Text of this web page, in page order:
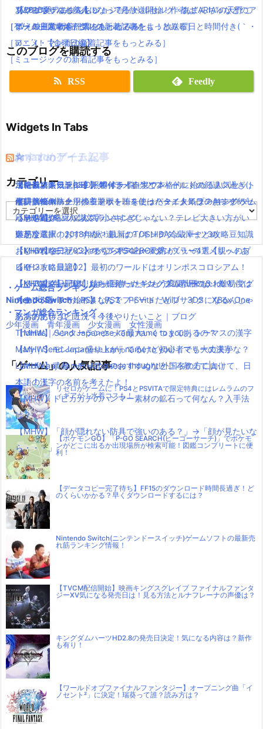
あやみちゃんも美人になってる！
［TV・映画の新着記事をもっとみる］
ゾンビでサバイバル！
［ゲーム・スマホアプリの新着記事をもっとみる］
TVアニメ「あまんちゅ！」7月放送開始！作者は”ARIA”の天野こ
ずえ！日常×ダイビング
［アニメ・マンガの新着記事をもっとみる］
【2016夏アニソン】ジョジョ・べルセルク・あまんちゅなどのア
ニメの主題歌を一気にまとめてみたよ！放送曜日と時間付き(｀・
ω・´)！【金曜日編】
［ミュージックの新着記事をもっとみる］
このブログを購読する
RSS Feedly
Widgets In Tabs
おすすめゲーム記事
【モンハンワールド】キャラメイクとフィールドの顔違い過ぎ(;
´Д｀)www
【MHW】モンハン文字小さすぎじゃない？テレビ大きい方がい
いかな？
【MHW】モンハンやるならPS4PROの方がいいの？メリットあ
る？
【MHW】キャラクリは一回作ったらもう変更出来ないの？
【モンハンワールド】なんでフィードだとブサイクになるんじゃ
ああああ(#ﾟДﾟ)！！！！！
【MHW】ハンターランクって最大いくつまであるの？
【MHW】モンハン盛り上がってるけど初心者でも大丈夫かな？
【MHW】武器：チャアクのおすすめなところ教えて|д･)
！！！！
【MHW】トビカガチのハンマー素材の鉱石って何なん？入手法
は？
【MHW】「顔が隠れない防具で強いのある？」→「顔が見たいな
ら・・・」
Amazonアイテム
水耕栽培キット|LED照明付き！自宅で本格的に始める人気セット
水耕栽培キット｜ペットボトルを使ったミニタイプのおすすめセ
ットを紹介
東芝冷蔵庫｜2018年版！最新のTOSHIBA冷蔵庫まとめ
おしゃれなデザインのペアステンレスタンブラー4選【親へのプ
レゼントに最適】
【ペアマグ】同棲したら揃えたい！カップル専用のかわいいマグ
カップ5選
☆
ニンテンドースイッチ 本体 一覧
使い捨てマスク
☆
消化器／人気ランキング
耐震・転倒防止用接着マット・ストッパー／人気ランキング
応急処置グッツ／人気ランキング
☆
【KH3攻略日記05】トワイライトタウン
キングダムハーツの主題歌を聴くには？タイトルは？/キングダム
ハーツ3攻略豆知識
難易度選択のおすすめや違いは？/キングダムハーツ3攻略豆知識
【KH3攻略日記03】オリンポス山〜天界！
【KH3攻略日記02】最初のワールドはオリンポスコロシアム！
【KH3攻略日記01】待ちに待ったキングダムハーツ3！難易度は
スタンダードで始めました！
怒濤の忙しさと近況＋今後やりたいこと｜ブログ
Thomas｜Send Japanese kanji name to you!｜トーマスの漢字
Mary｜Send Japanese kanji name to you!｜マリーの漢字
List of kanji names Japanese thought!外国名の方に向けて、日
本語の漢字の名前を考えたよ！
カテゴリー
テ
リ
ー
・ゲーム総合ランキング
Nintendo Switch
PS4 PS3 PSVita WiiU 3DS
XBox One
・マンガ総合ランキング
少年漫画
青年漫画 少女漫画 女性漫画
「ゲーム」の人気記事
リゼロがゲームに！PS4とPSVITAで限定特典にはレムラムのフ
ィギアが！水着コスも！
【ポケモンGO】「P-GO SEARCH(ピーゴーサーチ)」でポケモ
ンがどこに出るか出現場所が検索可能！図鑑コンプリートに便
利！
【データコピー完了待ち】FF15のダウンロード時間長過ぎ！ど
のくらいかかる？早くダウンロードするには？
Nintendo Switch(ニンテンドースイッチ)ゲームソフトの最新売
れ筋ランキング情報！
【TVCM配信開始】映画キングスグレイブ ファイナルファンタ
ジーXV気になる発売日は！見る方法とルナフレーナの声優は？
キングダムハーツHD2.8の発売日決定！気になる内容は？新作
も有り！
【ワールドオブファイナルファンタジー】オープニング曲「イ
ノセント²」に決定！瑞葵って誰？読み方は？